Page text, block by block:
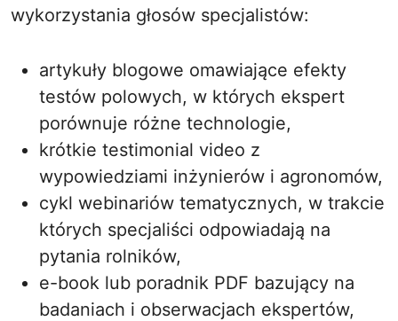
wykorzystania głosów specjalistów:
artykuły blogowe omawiające efekty
testów polowych, w których ekspert
porównuje różne technologie,
krótkie testimonial video z
wypowiedziami inżynierów i agronomów,
cykl webinariów tematycznych, w trakcie
których specjaliści odpowiadają na
pytania rolników,
e-book lub poradnik PDF bazujący na
badaniach i obserwacjach ekspertów,